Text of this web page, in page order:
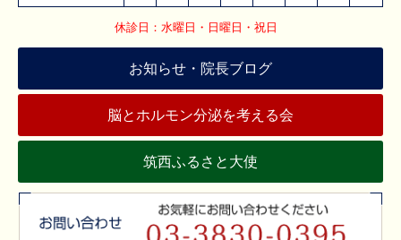
休診日：水曜日・日曜日・祝日
お知らせ・院長ブログ
脳とホルモン分泌を考える会
筑西ふるさと大使